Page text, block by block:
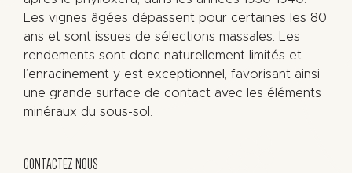
Les vignes âgées dépassent pour certaines les 80
ans et sont issues de sélections massales. Les
rendements sont donc naturellement limités et
l’enracinement y est exceptionnel, favorisant ainsi
une grande surface de contact avec les éléments
minéraux du sous-sol.
CONTACTEZ NOUS